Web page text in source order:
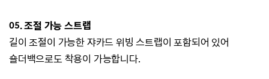
05. 조절 가능 스트랩
길이 조절이 가능한 쟈카드 위빙 스트랩이 포함되어 있어
숄더백으로도 착용이 가능합니다.